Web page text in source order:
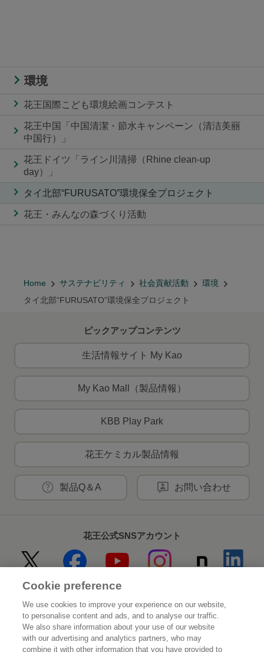
環境
花王国際こども環境絵画コンテスト
花王中国「中国清潔・節水キャンペーン（清洁美丽
中国行）」
花王ドイツ「ライン川清掃（Rhine clean-up
day）」
タイ北部“FURUSATO”環境保全プロジェクト
花王・みんなの森づくり活動
Home サステナビリティ 社会貢献活動
環境
タイ北部“FURUSATO”環境保全プロジェクト
ピックアップコンテンツ
生活情報サイト My Kao
My Kao Mall（製品情報）
KBB Play Park
花王ケミカル製品情報
製品Q＆A お問い合わせ
花王公式SNSアカウント
Home 花王について
サステナビリティ イノベーション
Cookie preference
We use cookies to improve your experience on our website,
to personalise content and ads, and to analyse our traffic.
We also share information about your use of our website
with our advertising and analytics partners, who may
combine it with other information that you have provided to